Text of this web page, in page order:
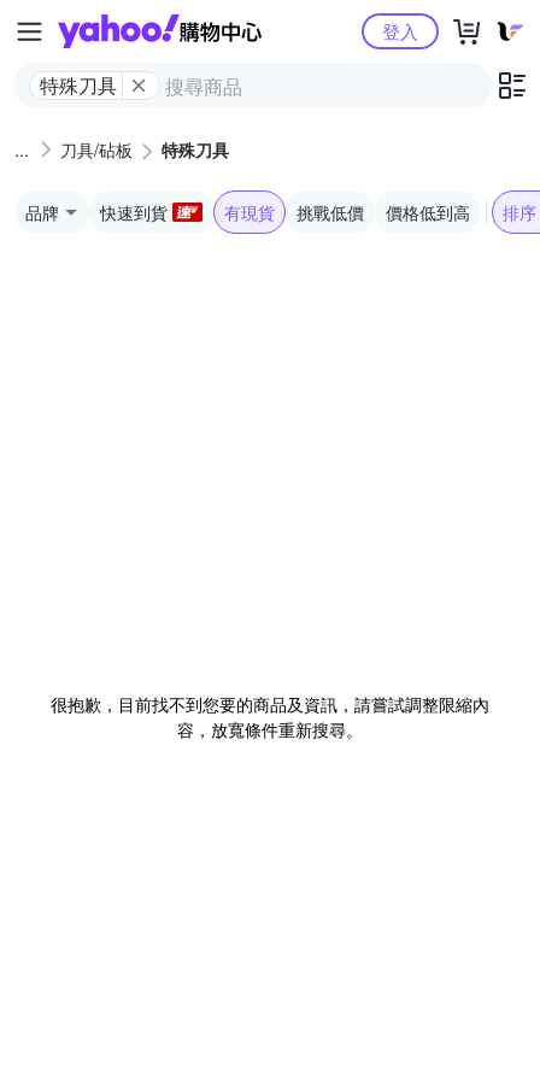
Yahoo購物中心
特殊刀具
登入
刀具/砧板 特殊刀具
品牌 快速到貨 有現貨 挑戰低價 價格低到高 排序
很抱歉，目前找不到您要的商品及資訊，請嘗試調整限縮內
容，放寬條件重新搜尋。